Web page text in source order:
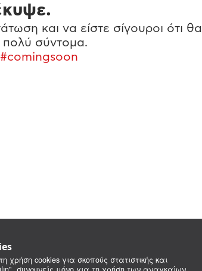
χρήση cookies για σκοπούς στατιστικής και
και να είστε σίγουροι ότι θα
σύντομα.